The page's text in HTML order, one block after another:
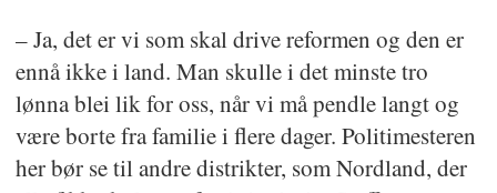
– Ja, det er vi som skal drive reformen og den er
ennå ikke i land. Man skulle i det minste tro
lønna blei lik for oss, når vi må pendle langt og
være borte fra familie i flere dager. Politimesteren
her bør se til andre distrikter, som Nordland, der